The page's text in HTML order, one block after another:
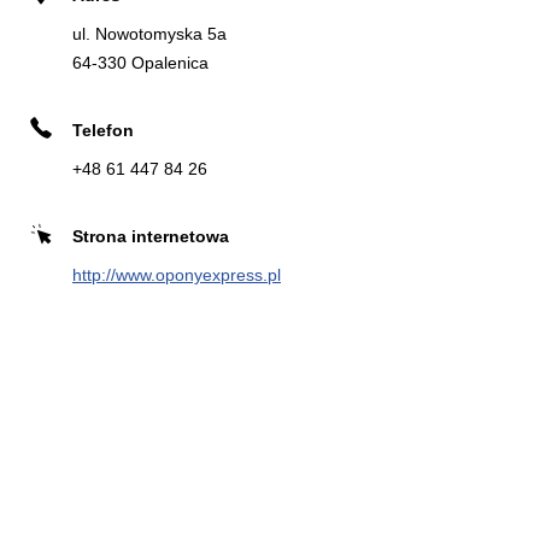
ul. Nowotomyska 5a
64-330 Opalenica
Telefon
+48 61 447 84 26
Strona internetowa
http://www.oponyexpress.pl
Wiklinowa 15
Zadzwoń
PANKOWSKI, M.NIEDŹWIEDZKI